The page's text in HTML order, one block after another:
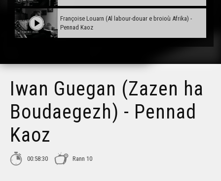
Françoise Louarn (Al labour-douar e broioù Afrika) -
Pennad Kaoz
Jean Branellec (Anesteziour ha dengarour) - Pennad
Kaoz
Lena Louarn (Stourmerez ha Politikourez) - Pennad
Kaoz
Iwan Guegan (Zazen ha
Boudaegezh) - Pennad
Kaoz
00:58:30 Rann 10